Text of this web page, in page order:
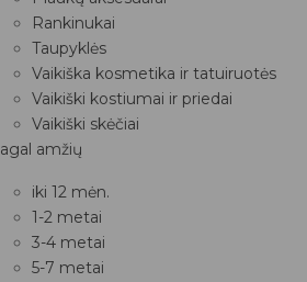
Rankinukai
Taupyklės
Vaikiška kosmetika ir tatuiruotės
Vaikiški kostiumai ir priedai
Vaikiški skėčiai
amžių
iki 12 mėn.
1-2 metai
3-4 metai
5-7 metai